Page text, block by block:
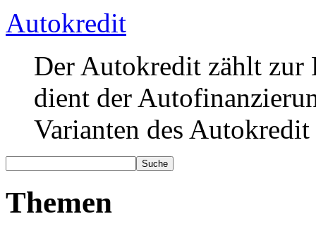
Autokredit
Der Autokredit zählt zur
dient der
Varianten des
Themen